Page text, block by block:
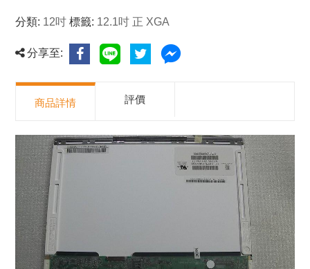
分類: 12吋 標籤: 12.1吋 正 XGA
分享至:
商品詳情 評價